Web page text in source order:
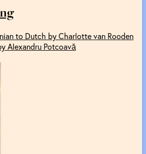
to Dutch by Charlotte van Rooden
Alexandru Potcoavă